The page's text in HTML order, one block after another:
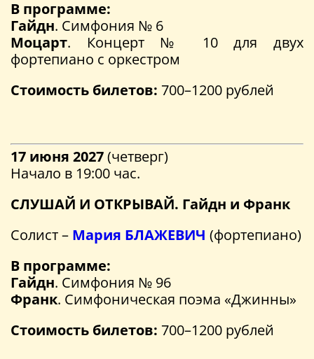
В программе:
Гайдн. Симфония № 6
Моцарт. Концерт № 10 для двух
фортепиано с оркестром
Стоимость билетов: 700–1200 рублей
17 июня 2027(четверг)
Начало в 19:00 час.
СЛУШАЙ И ОТКРЫВАЙ. Гайдн и Франк
Солист – Мария БЛАЖЕВИЧ (фортепиано)
В программе:
Гайдн. Симфония № 96
Франк. Симфоническая поэма «Джинны»
Стоимость билетов: 700–1200 рублей